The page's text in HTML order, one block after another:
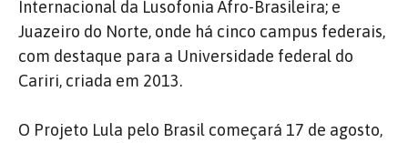
Internacional da Lusofonia Afro-Brasileira; e
Juazeiro do Norte, onde há cinco campus federais,
com destaque para a Universidade federal do
Cariri, criada em 2013.
O Projeto Lula pelo Brasil começará 17 de agosto,